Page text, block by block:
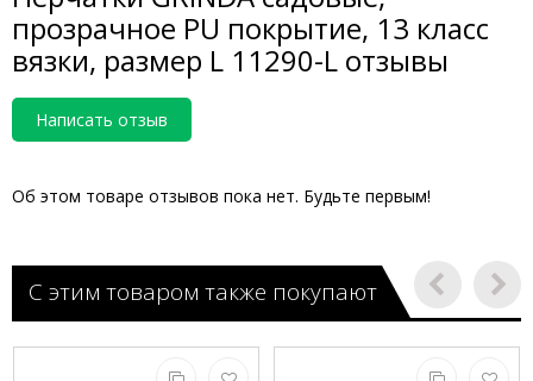
прозрачное PU покрытие, 13 класс
вязки, размер L 11290-L отзывы
Написать отзыв
Об этом товаре отзывов пока нет. Будьте первым!
С этим товаром также покупают